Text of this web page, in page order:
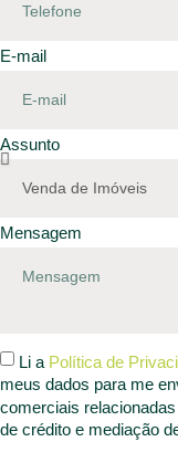
E-mail
Assunto
Mensagem
Li a Política de
meus dados para me
comerciais
de crédito e mediação